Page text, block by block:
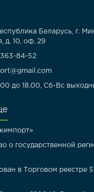
Беларусь, г.
д. 10, оф. 29
84-52
до 18.00, Сб-Вс
о государственной
в Торговом реестре